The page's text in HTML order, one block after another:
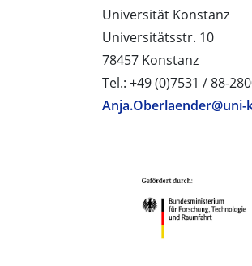
Universität Konstanz
Universitätsstr. 10
78457 Konstanz
Tel.: +49 (0)7531 / 88-
Anja.Oberlaender@uni-